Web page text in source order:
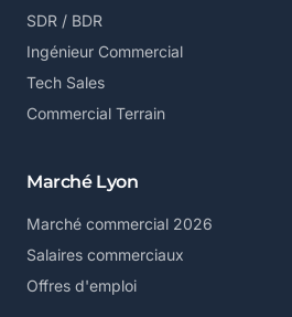
SDR / BDR
Ingénieur Commercial
Tech Sales
Commercial Terrain
Marché Lyon
Marché commercial 2026
Salaires commerciaux
Offres d'emploi